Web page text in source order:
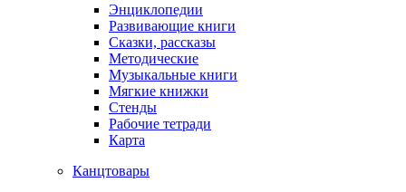
Энциклопедии
Развивающие книги
Сказки, рассказы
Методические
Музыкальные книги
Мягкие книжки
Стенды
Рабочие тетради
Карта
Канцтовары